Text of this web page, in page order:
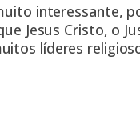
interessante,
Jesus Cristo, o
líderes